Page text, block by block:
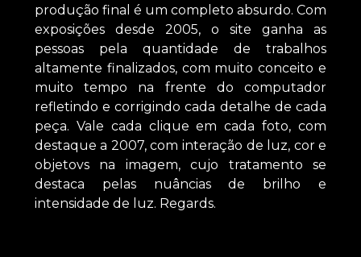
produção final é um completo absurdo. Com
exposições desde 2005, o site ganha as
pessoas pela quantidade de trabalhos
altamente finalizados, com muito conceito e
muito tempo na frente do computador
refletindo e corrigindo cada detalhe de cada
peça. Vale cada clique em cada foto, com
destaque a 2007, com interação de luz, cor e
objetovs na imagem, cujo tratamento se
destaca pelas nuâncias de brilho e
intensidade de luz. Regards.